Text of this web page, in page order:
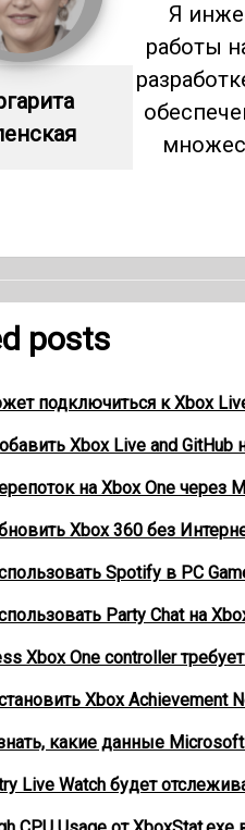
Я
работы
posts
подключиться к Xbox
Xbox Live and GitHub
на Xbox One через
Xbox 360 без
Spotify в PC
Party Chat на
Xbox One controller
Xbox Achievement
какие данные
Live Watch будет